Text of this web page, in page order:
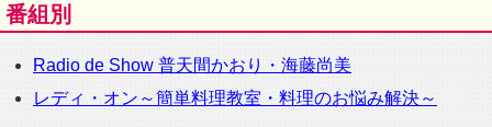
番組別
Radio de Show 普天間かおり・海藤尚美
レディ・オン～簡単料理教室・料理のお悩み解決～